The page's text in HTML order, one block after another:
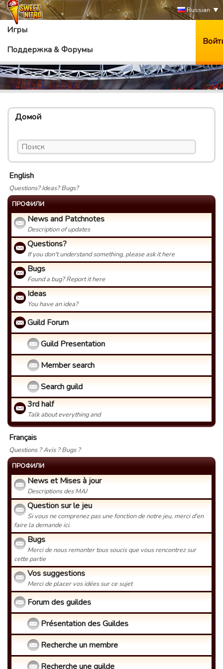
Russian
Игры
Поддержка & Форумы
Домой
English
Questions? Ideas? Bugs?
ПРОФИЛИ
News and Patchnotes
Description of updates
Questions?
If you don't understand something, please ask it here
Bugs
Found a bug? Report it here
Ideas
You have an idea?
Guild Forum
Guild Presentation
Member search
Search guild
3rd half
Talk about everything and
Français
Questions ? Avis ? Bugs ?
ПРОФИЛИ
News et Mises à jour
Descriptions des MAJ
Question sur le jeu
Si vous ne comprenez pas une fonction de notre jeu, merci d'en
faire la demande ici.
Bugs
Merci de nous remonter tous soucis que vous rencontrez sur
cette partie
Vos suggestions
Merci de placer vos idées sur ce sujet
Forum des guildes
Présentation des Guildes
Recherche un membre
Recherche une guilde